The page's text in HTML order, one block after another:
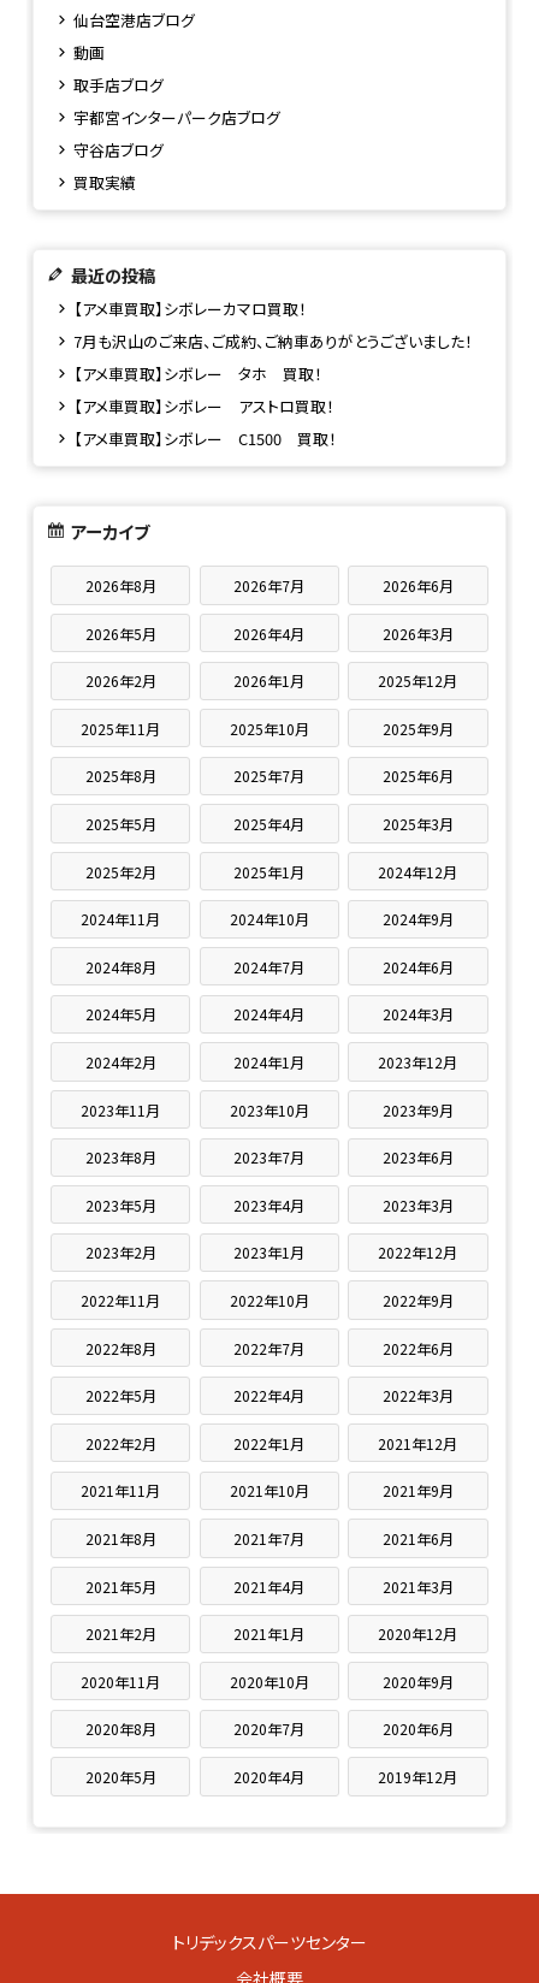
仙台空港店ブログ
動画
取手店ブログ
宇都宮インターパーク店ブログ
守谷店ブログ
買取実績
最近の投稿
【アメ車買取】シボレーカマロ買取！
7月も沢山のご来店、ご成約、ご納車ありがとうございました！
【アメ車買取】シボレー タホ 買取！
【アメ車買取】シボレー アストロ買取！
【アメ車買取】シボレー C1500 買取！
アーカイブ
2026年8月 2026年7月 2026年6月
2026年5月 2026年4月 2026年3月
2026年2月 2026年1月 2025年12月
2025年11月 2025年10月 2025年9月
2025年8月 2025年7月 2025年6月
2025年5月 2025年4月 2025年3月
2025年2月 2025年1月 2024年12月
2024年11月 2024年10月 2024年9月
2024年8月 2024年7月 2024年6月
2024年5月 2024年4月 2024年3月
2024年2月 2024年1月 2023年12月
2023年11月 2023年10月 2023年9月
2023年8月 2023年7月 2023年6月
2023年5月 2023年4月 2023年3月
2023年2月 2023年1月 2022年12月
2022年11月 2022年10月 2022年9月
2022年8月 2022年7月 2022年6月
2022年5月 2022年4月 2022年3月
2022年2月 2022年1月 2021年12月
2021年11月 2021年10月 2021年9月
2021年8月 2021年7月 2021年6月
2021年5月 2021年4月 2021年3月
2021年2月 2021年1月 2020年12月
2020年11月 2020年10月 2020年9月
2020年8月 2020年7月 2020年6月
2020年5月 2020年4月 2019年12月
トリデックスパーツセンター
会社概要